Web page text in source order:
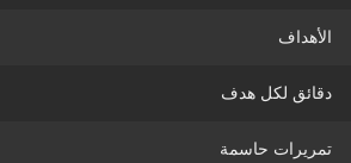
الأهداف
دقائق لكل هدف
تمريرات حاسمة